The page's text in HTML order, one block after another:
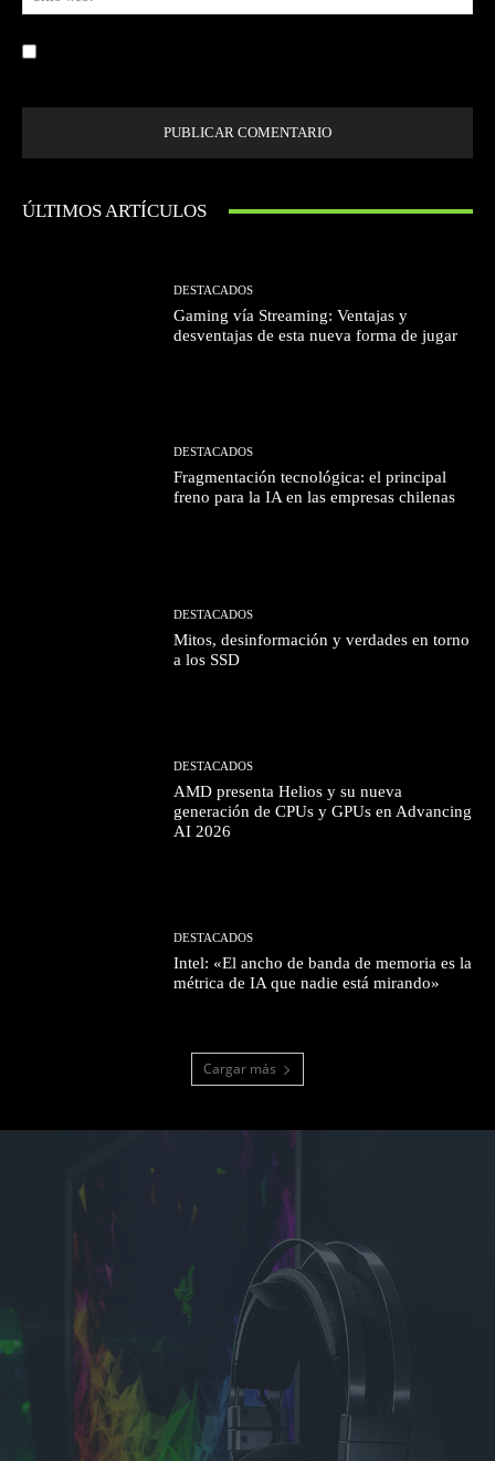
ÚLTIMOS ARTÍCULOS
DESTACADOS
Gaming vía Streaming: Ventajas y
desventajas de esta nueva forma de jugar
DESTACADOS
Fragmentación tecnológica: el principal
freno para la IA en las empresas chilenas
DESTACADOS
Mitos, desinformación y verdades en torno
a los SSD
DESTACADOS
AMD presenta Helios y su nueva
generación de CPUs y GPUs en Advancing
AI 2026
DESTACADOS
Intel: «El ancho de banda de memoria es la
métrica de IA que nadie está mirando»
Cargar más